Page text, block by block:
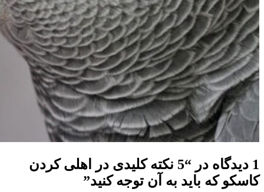
1 دیدگاه در “
5 نکته کلیدی در اهلی کردن
کاسکو که باید به آن توجه کنید”